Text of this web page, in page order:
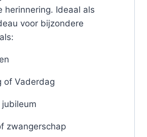
herinnering. Ideaal als
voor bijzondere
of Vaderdag
zwangerschap